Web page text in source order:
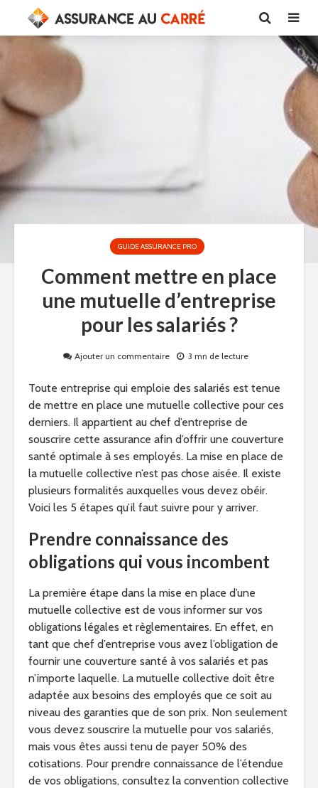
GUIDE ASSURANCE PRO
Comment mettre en place
une mutuelle d’entreprise
pour les salariés ?
Ajouter un commentaire 3 mn de lecture
Toute entreprise qui emploie des salariés est tenue
de mettre en place une mutuelle collective pour ces
derniers. Il appartient au chef d’entreprise de
souscrire cette assurance afin d’offrir une couverture
santé optimale à ses employés. La mise en place de
la mutuelle collective n’est pas chose aisée. Il existe
plusieurs formalités auxquelles vous devez obéir.
Voici les 5 étapes qu’il faut suivre pour y arriver.
Prendre connaissance des
obligations qui vous incombent
La première étape dans la mise en place d’une
mutuelle collective est de vous informer sur vos
obligations légales et règlementaires. En effet, en
tant que chef d’entreprise vous avez l’obligation de
fournir une couverture santé à vos salariés et pas
n’importe laquelle. La mutuelle collective doit être
adaptée aux besoins des employés que ce soit au
niveau des garanties que de son prix. Non seulement
vous devez souscrire la mutuelle pour vos salariés,
mais vous êtes aussi tenu de payer 50% des
cotisations. Pour prendre connaissance de l’étendue
de vos obligations, consultez la convention collective